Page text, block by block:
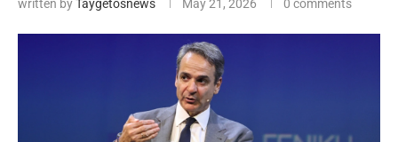
written byTaygetosnews May 21, 2026 0 comments